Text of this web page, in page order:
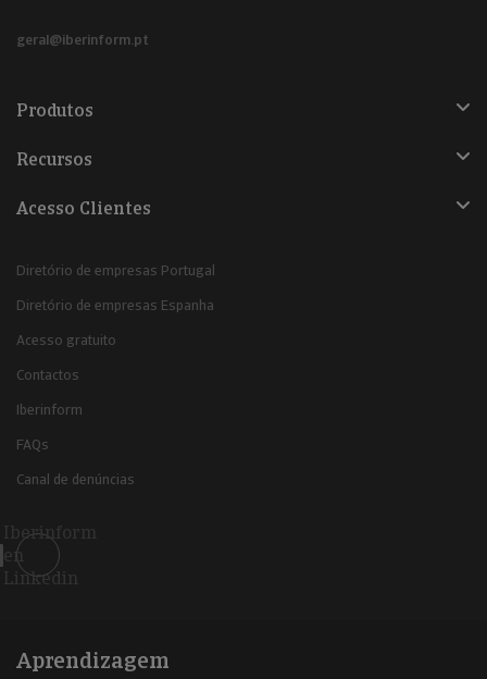
geral@iberinform.pt
Produtos
Recursos
Acesso Clientes
Diretório de empresas Portugal
Diretório de empresas Espanha
Acesso gratuito
Contactos
Iberinform
FAQs
Canal de denúncias
Iberinform
en
Linkedin
Aprendizagem